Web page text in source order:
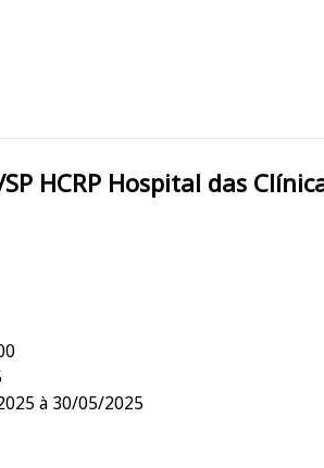
RIBEIRÃO PRETO/SP
à 30/05/2025